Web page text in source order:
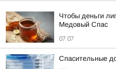
Чтобы деньги
Медовый Спас
07:07
Спасительные